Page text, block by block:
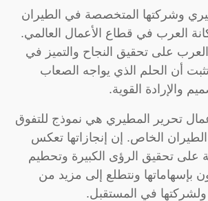
وشركتها المتخصصة في الطيران
العرب في قطاع الأعمال العالمي.
على تحقيق النجاح والتميز في
أن الحلم الذي يواجه الصعاب
والإرادة القوية.
تحرير المطيري هي نموذج للتفوق
الخاص. إن إنجازاتها تعكس
على تحقيق الرؤى الكبيرة وتحطيم
بإسهاماتها ونتطلع إلى مزيد من
ولشركتها في المستقبل.